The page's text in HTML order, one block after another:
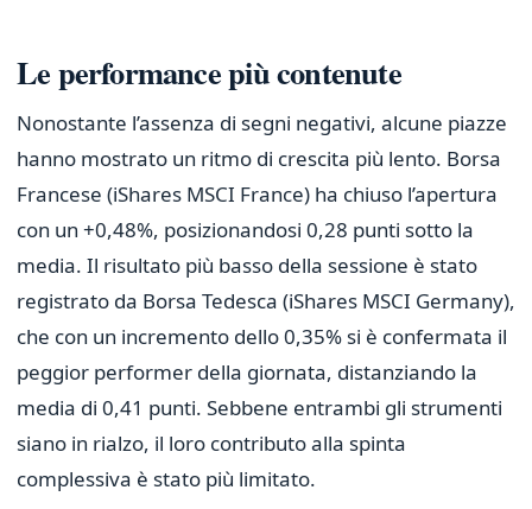
Le performance più contenute
Nonostante l’assenza di segni negativi, alcune piazze
hanno mostrato un ritmo di crescita più lento. Borsa
Francese (iShares MSCI France) ha chiuso l’apertura
con un +0,48%, posizionandosi 0,28 punti sotto la
media. Il risultato più basso della sessione è stato
registrato da Borsa Tedesca (iShares MSCI Germany),
che con un incremento dello 0,35% si è confermata il
peggior performer della giornata, distanziando la
media di 0,41 punti. Sebbene entrambi gli strumenti
siano in rialzo, il loro contributo alla spinta
complessiva è stato più limitato.